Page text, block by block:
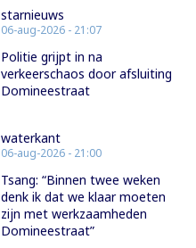
starnieuws
06-aug-2026 - 21:07
Politie grijpt in na
verkeerschaos door afsluiting
Domineestraat
waterkant
06-aug-2026 - 21:00
Tsang: “Binnen twee weken
denk ik dat we klaar moeten
zijn met werkzaamheden
Domineestraat”